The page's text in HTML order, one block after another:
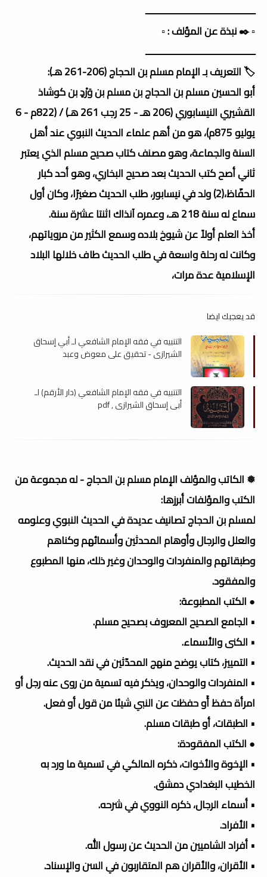
ــــــــــــــــــــــــــــــــــــــــــــــ
▫️ ✒️ نبذة عن المؤلف : ▫️
ــــــــــــــــــــــــــــــــــــــــــــــ
🏷️ التعريف بـ الإمام مسلم بن الحجاج (206-261 هـ):
أبو الحسين مسلم بن الحجاج بن مسلم بن وَرْدٍ بن كوشاذ
القشيري النيسابوري (206 هـ - 25 رجب 261 هـ) / (822م - 6
يوليو 875م)، هو من أهم علماء الحديث النبوي عند أهل
السنة والجماعة، وهو مصنف كتاب صحيح مسلم الذي يعتبر
ثاني أصح كتب الحديث بعد صحيح البخاري، وهو أحد كبار
الحفّاظ،(2) ولد في نيسابور، طلب الحديث صغيرًا، وكان أول
سماع له سنة 218 هـ، وعمره آنذاك اثنتا عشرة سنة.
أخذ العلم أولاً عن شيوخ بلاده وسمع الكثير من مروياتهم،
وكانت له رحلة واسعة في طلب الحديث طاف خلالها البلاد
الإسلامية عدة مرات،
قد يعجبك ايضا
التنبيه في فقه الإمام الشافعي لـ أبي إسحاق
الشيرازي - تحقيق علي معوض وعبد
التنبيه في فقه الإمام الشافعي (دار الأرقم) لـ
أبي إسحاق الشيرازي , pdf
❅ الكاتب والمؤلف الإمام مسلم بن الحجاج - له مجموعة من
الكتب والمؤلفات أبرزها:
لمسلم بن الحجاج تصانيف عديدة في الحديث النبوي وعلومه
والعلل والرجال وأوهام المحدثين وأسمائهم وكناهم
وطبقاتهم والمنفردات والوحدان وغير ذلك، منها المطبوع
والمفقود.
● الكتب المطبوعة:
• الجامع الصحيح المعروف بصحيح مسلم.
• الكنى والأسماء.
• التمييز، كتاب يوضح منهج المحدّثين في نقد الحديث.
• المنفردات والوحدان، ويذكر فيه تسمية من روى عنه رجل أو
امرأة حفظ أَو حفظت عن النبي شيئا من قول أو فعل.
• الطبقات، أو طبقات مسلم.
● الكتب المفقودة:
• الإخوة والأخوات، ذكره المالكي في تسمية ما ورد به
الخطيب البغدادي دمشق.
• أسماء الرجال، ذكره النووي في شرحه.
• الأفراد.
• أفراد الشاميين من الحديث عن رسول الله.
• الأقران، والأقران هم المتقاربون في السن والإسناد.